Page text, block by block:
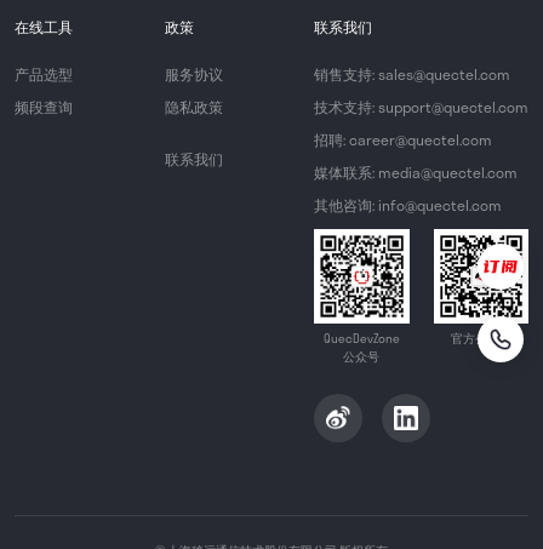
在线工具
产品选型
频段查询
政策
服务协议
隐私政策
联系我们
联系我们
销售支持: sales@quectel.com
技术支持: support@quectel.com
招聘: career@quectel.com
媒体联系: media@quectel.com
其他咨询: info@quectel.com
QuecDevZone
公众号
官方公众号